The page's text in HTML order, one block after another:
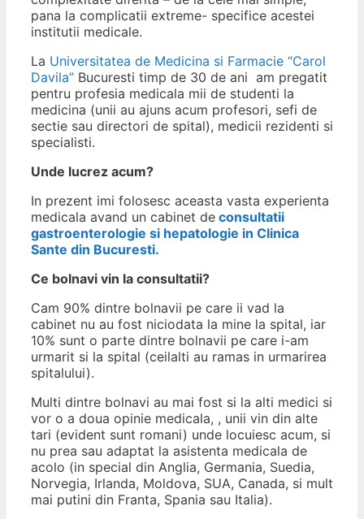
pana la complicatii extreme- specifice acestei
institutii medicale.
La Universitatea de Medicina si Farmacie “Carol
Davila” Bucuresti timp de 30 de ani am pregatit
pentru profesia medicala mii de studenti la
medicina (unii au ajuns acum profesori, sefi de
sectie sau directori de spital), medicii rezidenti si
specialisti.
Unde lucrez acum?
In prezent imi folosesc aceasta vasta experienta
medicala avand un cabinet de consultatii
gastroenterologie si hepatologie in Clinica
Sante din Bucuresti.
Ce bolnavi vin la consultatii?
Cam 90% dintre bolnavii pe care ii vad la
cabinet nu au fost niciodata la mine la spital, iar
10% sunt o parte dintre bolnavii pe care i-am
urmarit si la spital (ceilalti au ramas in urmarirea
spitalului).
Multi dintre bolnavi au mai fost si la alti medici si
vor o a doua opinie medicala, , unii vin din alte
tari (evident sunt romani) unde locuiesc acum, si
nu prea sau adaptat la asistenta medicala de
acolo (in special din Anglia, Germania, Suedia,
Norvegia, Irlanda, Moldova, SUA, Canada, si mult
mai putini din Franta, Spania sau Italia).